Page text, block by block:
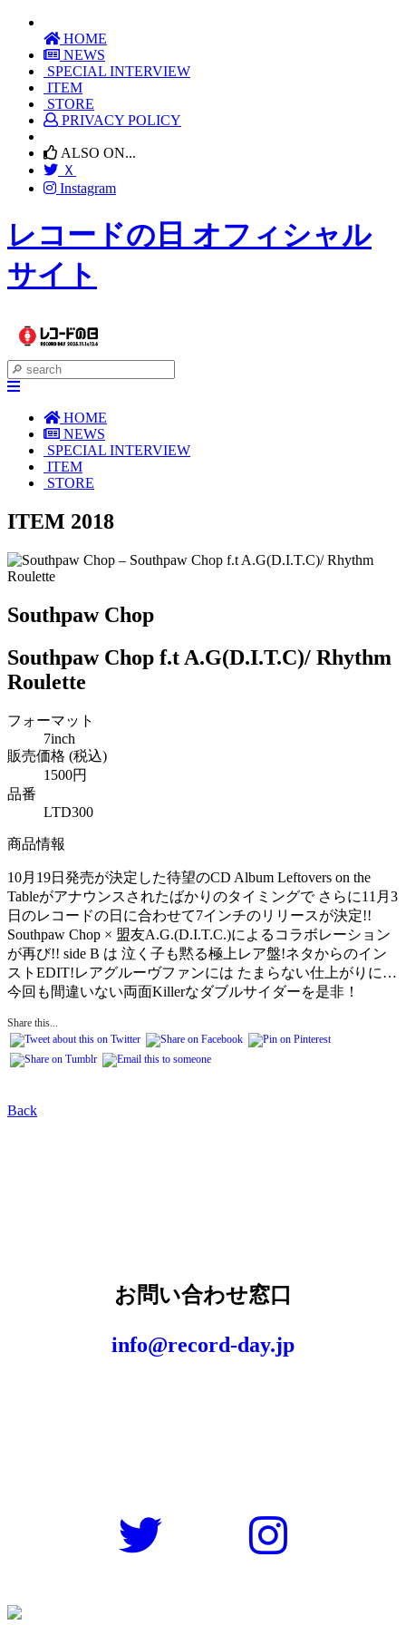
HOME
NEWS
SPECIAL INTERVIEW
ITEM
STORE
PRIVACY POLICY
ALSO ON...
Ｘ
Instagram
レコードの日 オフィシャル
サイト
HOME
NEWS
SPECIAL INTERVIEW
ITEM
STORE
ITEM 2018
Southpaw Chop
Southpaw Chop f.t A.G(D.I.T.C)/ Rhythm
Roulette
フォーマット
7inch
販売価格 (税込)
1500円
品番
LTD300
商品情報
10月19日発売が決定した待望のCD Album Leftovers on the
Tableがアナウンスされたばかりのタイミングで さらに11月3
日のレコードの日に合わせて7インチのリリースが決定!!
Southpaw Chop × 盟友A.G.(D.I.T.C.)によるコラボレーション
が再び!! side B は 泣く子も黙る極上レア盤!ネタからのイン
ストEDIT!レアグルーヴファンには たまらない仕上がりに…
今回も間違いない両面Killerなダブルサイダーを是非！
Share this...
Back
お問い合わせ窓口
info@record-day.jp